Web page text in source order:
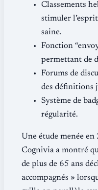
Classements
stimuler
saine.
Fonction
permettant de
Forums de
des définitions
Système de
régularité.
Une étude menée
Cognivia a montré
de plus de 65 ans
accompagnés »